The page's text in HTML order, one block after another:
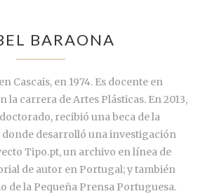
BARAONA
Cascais, en 1974. Es docente en
la carrera de Artes Plásticas. En 2013,
recibió una beca de la
donde desarrolló una investigación
Tipo.pt, un archivo en línea de
de autor en Portugal; y también
de la Pequeña Prensa Portuguesa.